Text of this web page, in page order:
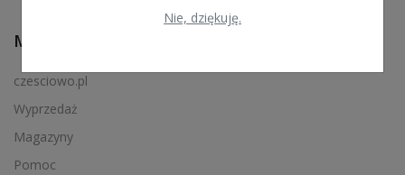
Nie, dziękuję.
Menu podręczne
czesciowo.pl
Wyprzedaż
Magazyny
Pomoc